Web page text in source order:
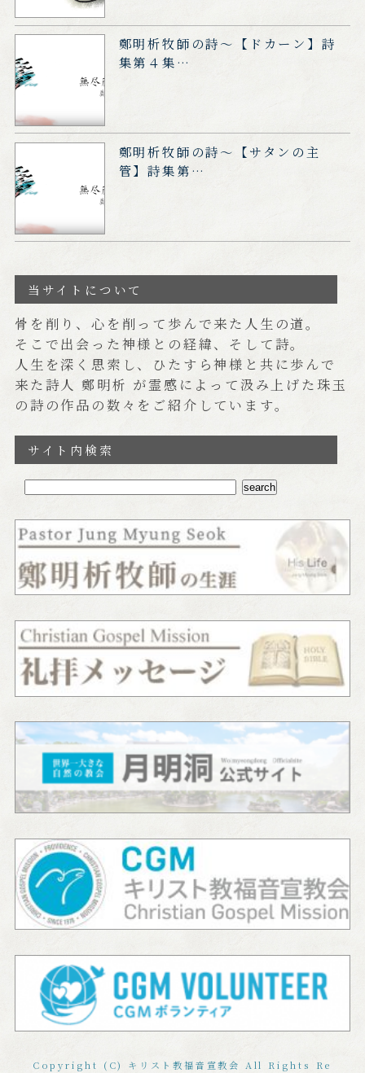
鄭明析牧師の詩～【ドカーン】詩
集第４集…
鄭明析牧師の詩～【サタンの主
管】詩集第…
当サイトについて
骨を削り、心を削って歩んで来た人生の道。
そこで出会った神様との経緯、そして詩。
人生を深く思索し、ひたすら神様と共に歩んで
来た詩人 鄭明析 が霊感によって汲み上げた珠玉
の詩の作品の数々をご紹介しています。
サイト内検索
Copyright (C) キリスト教福音宣教会 All Rights Re